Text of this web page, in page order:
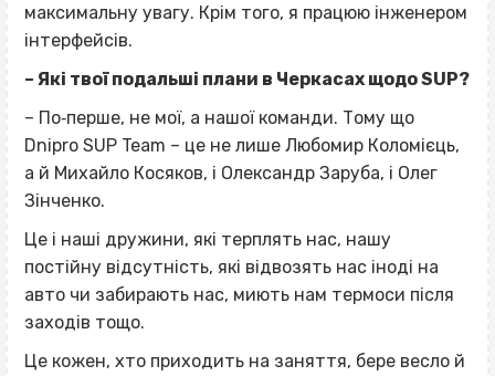
максимальну увагу. Крім того, я працюю інженером
інтерфейсів.
– Які твої подальші плани в Черкасах щодоSUP?
– По‐перше, не мої, а нашої команди. Тому що
Dnipro SUP Team – це не лише Любомир Коломієць,
а й Михайло Косяков, і Олександр Заруба, і Олег
Зінченко.
Це і наші дружини, які терплять нас, нашу
постійну відсутність, які відвозять нас іноді на
авто чи забирають нас, миють нам термоси після
заходів тощо.
Це кожен, хто приходить на заняття, бере весло й